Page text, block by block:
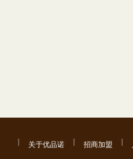
关于优品诺 招商加盟